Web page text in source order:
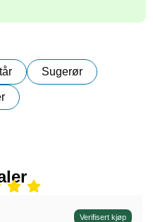
Sugerør
Verifisert kjøp